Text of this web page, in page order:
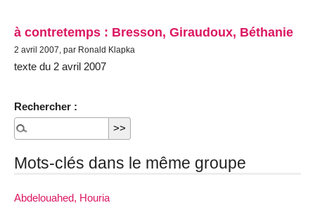
à contretemps : Bresson, Giraudoux, Béthanie
2 avril 2007, par Ronald Klapka
texte du 2 avril 2007
Rechercher :
Mots-clés dans le même groupe
Abdelouahed, Houria